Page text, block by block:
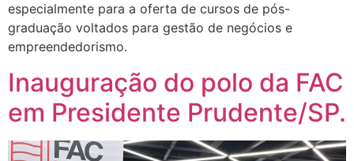
especialmente para a oferta de cursos de pós-
graduação voltados para gestão de negócios e
empreendedorismo.
Inauguração do polo da FAC
em Presidente Prudente/SP.